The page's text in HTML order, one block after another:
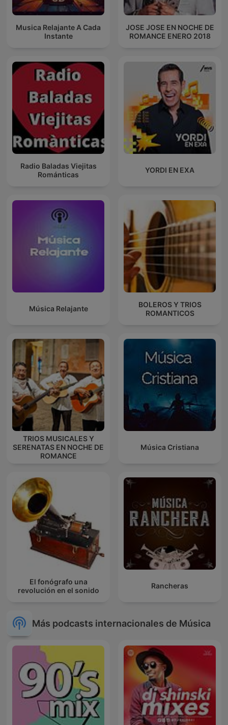
Musica Relajante A Cada
Instante
JOSE JOSE EN NOCHE DE
ROMANCE ENERO 2018
Radio Baladas Viejitas
Románticas
YORDI EN EXA
Música Relajante
BOLEROS Y TRIOS
ROMANTICOS
TRIOS MUSICALES Y
SERENATAS EN NOCHE DE
ROMANCE
Música Cristiana
El fonógrafo una
revolución en el sonido
Rancheras
Más podcasts internacionales de Música